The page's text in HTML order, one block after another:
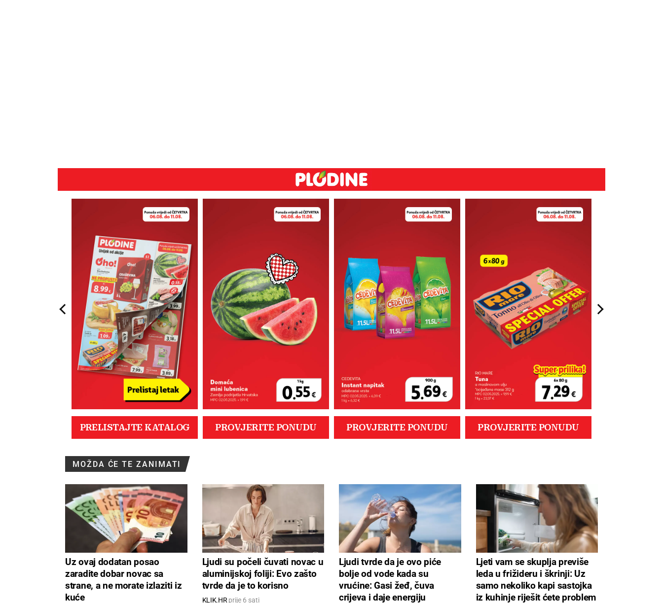
MOŽDA ĆE TE ZANIMATI
Uz ovaj dodatan posao
zaradite dobar novac sa
strane, a ne morate izlaziti iz
kuće
Ljudi su počeli čuvati novac u
aluminijskoj foliji: Evo zašto
tvrde da je to korisno
KLIK.HRprije 6 sati
Ljudi tvrde da je ovo piće
bolje od vode kada su
vrućine: Gasi žeđ, čuva
crijeva i daje energiju
Ljeti vam se skuplja previše
leda u frižideru i škrinji: Uz
samo nekoliko kapi sastojka
iz kuhinje riješit ćete problem